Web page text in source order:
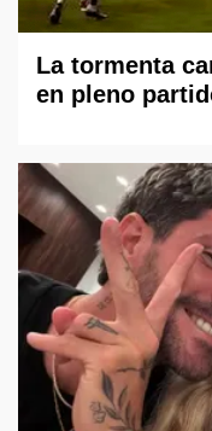
La tormenta
en pleno